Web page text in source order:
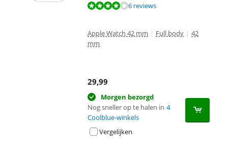
Beoordeling is 7,9 van de 10, gebaseerd op 6 reviews.
6 reviews
Apple Watch 42 mm | Full body | 42
mm
29,99
Morgen bezorgd
Nog sneller op te halen in 4
Coolblue-winkels
Vergelijken